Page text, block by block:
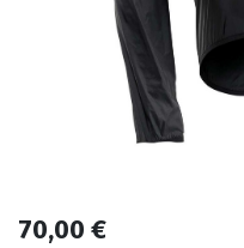
70,00 €